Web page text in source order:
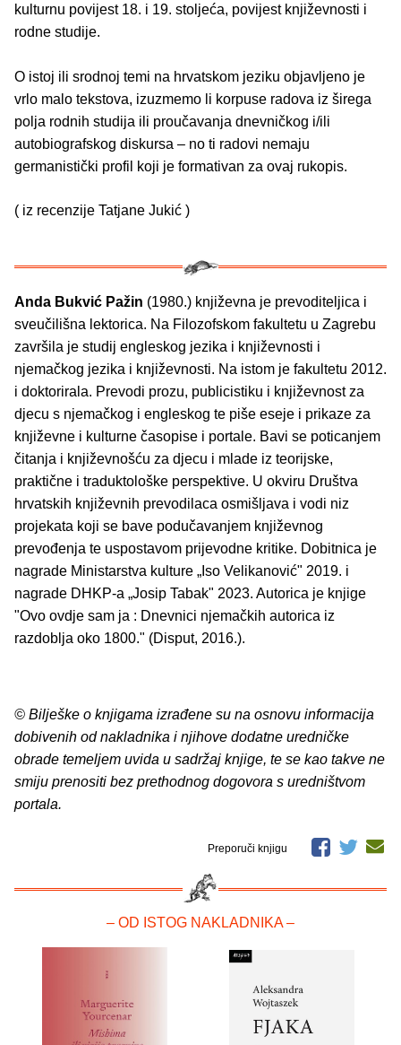
kulturnu povijest 18. i 19. stoljeća, povijest književnosti i
rodne studije.
O istoj ili srodnoj temi na hrvatskom jeziku objavljeno je
vrlo malo tekstova, izuzmemo li korpuse radova iz širega
polja rodnih studija ili proučavanja dnevničkog i/ili
autobiografskog diskursa – no ti radovi nemaju
germanistički profil koji je formativan za ovaj rukopis.
( iz recenzije Tatjane Jukić )
Anda Bukvić Pažin (1980.) književna je prevoditeljica i
sveučilišna lektorica. Na Filozofskom fakultetu u Zagrebu
završila je studij engleskog jezika i književnosti i
njemačkog jezika i književnosti. Na istom je fakultetu 2012.
i doktorirala. Prevodi prozu, publicistiku i književnost za
djecu s njemačkog i engleskog te piše eseje i prikaze za
književne i kulturne časopise i portale. Bavi se poticanjem
čitanja i književnošću za djecu i mlade iz teorijske,
praktične i traduktološke perspektive. U okviru Društva
hrvatskih književnih prevodilaca osmišljava i vodi niz
projekata koji se bave podučavanjem književnog
prevođenja te uspostavom prijevodne kritike. Dobitnica je
nagrade Ministarstva kulture „Iso Velikanović" 2019. i
nagrade DHKP-a „Josip Tabak" 2023. Autorica je knjige
"Ovo ovdje sam ja : Dnevnici njemačkih autorica iz
razdoblja oko 1800." (Disput, 2016.).
© Bilješke o knjigama izrađene su na osnovu informacija
dobivenih od nakladnika i njihove dodatne uredničke
obrade temeljem uvida u sadržaj knjige, te se kao takve ne
smiju prenositi bez prethodnog dogovora s uredništvom
portala.
Preporuči knjigu
– OD ISTOG NAKLADNIKA –